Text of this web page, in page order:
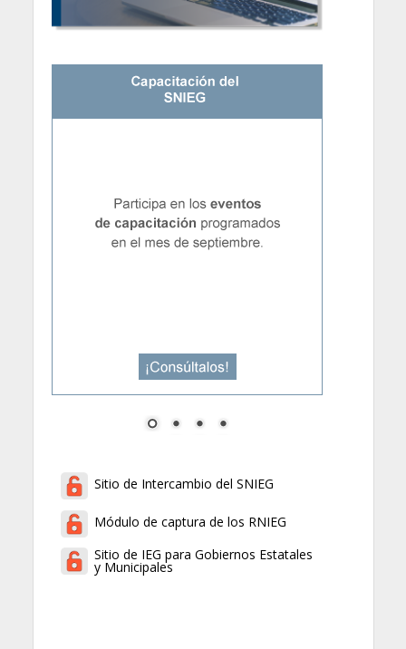
Sitio de Intercambio del SNIEG
Módulo de captura de los RNIEG
Sitio de IEG para Gobiernos Estatales
y Municipales